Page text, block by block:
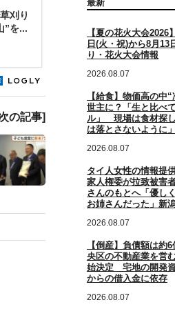
刈り
”を...
の記事]
最新
【夏の花火大会2026
日(火・祝)から8月13
り・花火大会情報
2026.08.07
【給食】物価高の中
世主に？「生と比べ
ル」 現場は食材探
は落とさないように
2026.08.07
タイ人女性の情報提
家人権委が拉致被害
さんのもとへ「優し
お姉さんだった」新
2026.08.07
【倒産】負債額は約
央区の不動産業を営
始決定 宅地の開発
からの借入金に依存
2026.08.07